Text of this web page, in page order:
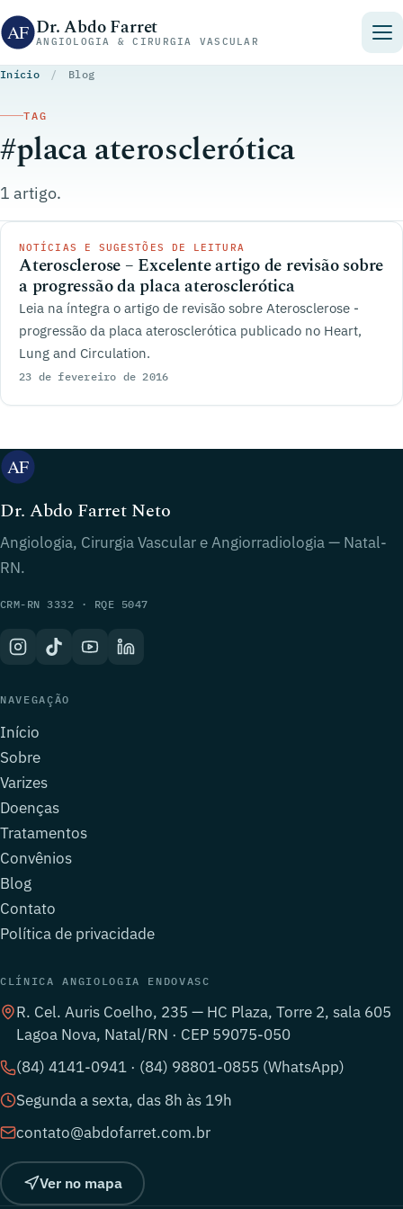
Pular para o conteúdo
Dr. Abdo Farret
ANGIOLOGIA & CIRURGIA VASCULAR
Início / Blog
TAG
#placa aterosclerótica
1 artigo.
NOTÍCIAS E SUGESTÕES DE LEITURA
Aterosclerose – Excelente artigo de revisão sobre
a progressão da placa aterosclerótica
Leia na íntegra o artigo de revisão sobre Aterosclerose -
progressão da placa aterosclerótica publicado no Heart,
Lung and Circulation.
23 de fevereiro de 2016
Dr. Abdo Farret Neto
Angiologia, Cirurgia Vascular e Angiorradiologia — Natal-
RN.
CRM-RN 3332 · RQE 5047
NAVEGAÇÃO
Início
Sobre
Varizes
Doenças
Tratamentos
Convênios
Blog
Contato
Política de privacidade
CLÍNICA ANGIOLOGIA ENDOVASC
R. Cel. Auris Coelho, 235 — HC Plaza, Torre 2, sala 605
Lagoa Nova, Natal/RN · CEP 59075-050
(84) 4141-0941 · (84) 98801-0855 (WhatsApp)
Segunda a sexta, das 8h às 19h
contato@abdofarret.com.br
Ver no mapa